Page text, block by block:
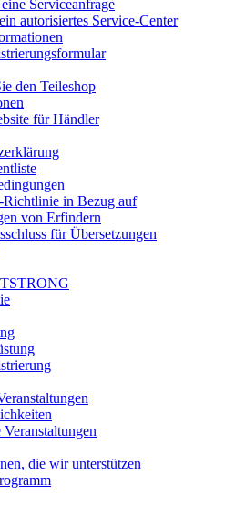
Serviceanfrage
autorisiertes Service-Center
den Teileshop
für Händler
Richtlinie in Bezug auf
von Erfindern
für Übersetzungen
die wir unterstützen